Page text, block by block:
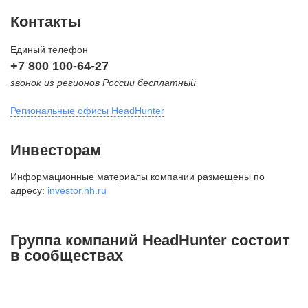
Контакты
Единый телефон
+7 800 100-64-27
звонок из регионов России бесплатный
Региональные офисы HeadHunter
внутригородская территория
Муниципальный округ Тверской,
2-я Брестская ул., д. 48,
+7 495 980-64-27
Инвесторам
Информационные материалы компании размещены по
адресу: investor.hh.ru
Группа компаний HeadHunter состоит
в сообществах